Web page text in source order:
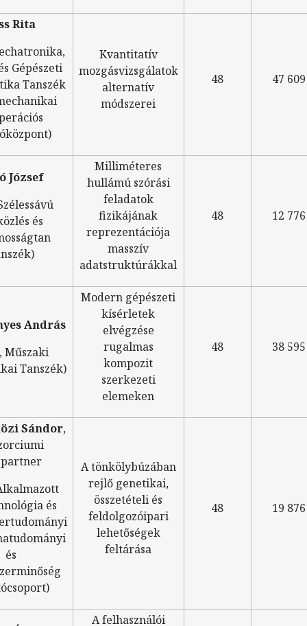
Rita
Gépészeti
Tanszék
Kvantitatív
mozgásvizsgálatok
alternatív
módszerei
48 47 609
József
és
Milliméteres
hullámú szórási
feladatok
fizikájának
reprezentációja
masszív
adatstruktúrákkal
48 12 776
András
Műszaki
Tanszék)
Modern gépészeti
kísérletek
elvégzése
rugalmas
kompozit
szerkezeti
elemeken
48 38 595
Sándor,
és
és
A tönkölybúzában
rejlő genetikai,
összetételi és
feldolgozóipari
lehetőségek
feltárása
48 19 876
A felhasználói